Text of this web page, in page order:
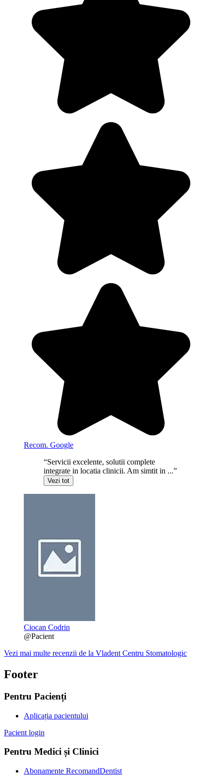
Recom. Google
“Servicii excelente, solutii complete
integrate in locatia clinicii. Am simtit in ...”
Vezi tot
Ciocan Codrin
@Pacient
Vezi mai multe recenzii de la Vladent Centru Stomatologic
Footer
Pentru Pacienți
Aplicația pacientului
Pacient login
Pentru Medici și Clinici
Abonamente RecomandDentist